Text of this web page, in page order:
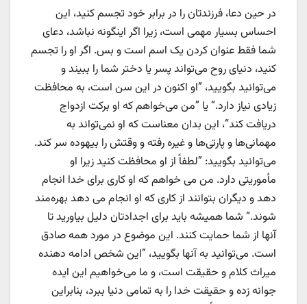
در حین دعا، فرزندتان را در برابر خود تجسم کنید، این
احساس بسیار مهمی است، زیرا اگر اینگونه نباشد، دعای
شما فقط عنوان کردن یک اسم است و بس. اگر او را تجسم
کنید، دنیای روح می‌تواند پسر یا دختر شما را ببیند و
می‌توانید بگویید، ”او اکنون در این سن است، به محافظت
زیادی نیاز دارد.“ یا ”من می‌خواهم که او برکت ازدواج
دریافت کند“، این بدان معناست که او نمی‌تواند به
مهمانی‌ها و پارتی‌ها و غیره رفته و وقتش را بیهوده سر کند.
می‌توانید بگویید: ”لطفاً از او محافظت کنید زیرا او
مأموریتی دارد. من می خواهم که او کاری برای خدا انجام
دهد و دیگران بتوانند از کاری که او انجام می دهد بهره‌مند
شوند.“ شما همیشه باید برای اجدادتان دلیل بیاورید تا
آنها از شما حمایت کنند. این موضوع در مورد همه صادق
است. می‌توانید به آنها بگویید، ”این شخص ادامه دهنده
میراث کلام و حقیقت است، و ما می‌خواهیم این ایده
جوانه زده و حقیقت خدا را به تمامی دنیا ببرد، بنابراین